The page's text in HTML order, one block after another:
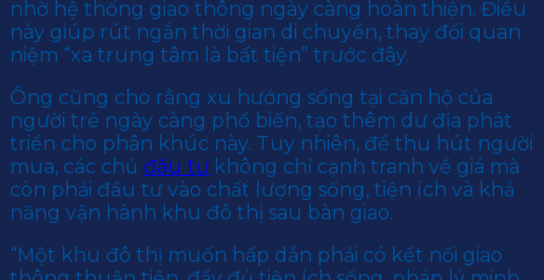
nhờ hệ thống giao thông ngày càng hoàn thiện. Điều
này giúp rút ngắn thời gian di chuyển, thay đổi quan
niệm “xa trung tâm là bất tiện” trước đây.
Ông cũng cho rằng xu hướng sống tại căn hộ của
người trẻ ngày càng phổ biến, tạo thêm dư địa phát
triển cho phân khúc này. Tuy nhiên, để thu hút người
mua, các chủ đầu tư không chỉ cạnh tranh về giá mà
còn phải đầu tư vào chất lượng sống, tiện ích và khả
năng vận hành khu đô thị sau bàn giao.
“Một khu đô thị muốn hấp dẫn phải có kết nối giao